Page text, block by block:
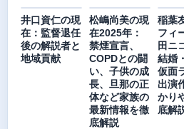
井口資仁の現
在：監督退任
後の解説者と
地域貢献
松嶋尚美の現
在2025年：
禁煙宣言、
COPDとの闘
い、子供の成
長、旦那の正
体など家族の
最新情報を徹
底解説
稲葉
フィ
田ニ
結婚
仮面
出演
かり
底解